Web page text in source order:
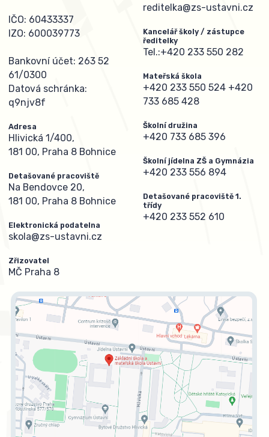
IČO: 60433337
IZO: 600039773
Bankovní účet: 263 52
61/0300
Datová schránka:
q9njv8f
Adresa
Hlivická 1/400,
181 00, Praha 8 Bohnice
Detašované pracoviště
Na Bendovce 20,
181 00, Praha 8 Bohnice
Elektronická podatelna
skola@zs-ustavni.cz
Zřizovatel
MČ Praha 8
reditelka@zs-ustavni.cz
Kancelář školy / zástupce
ředitelky
Tel.:+420 233 550 282
Mateřská škola
+420 233 550 524 +420
733 685 428
Školní družina
+420 733 685 396
Školní jídelna ZŠ a Gymnázia
+420 233 556 894
Detašované pracoviště 1.
třídy
+420 233 552 610